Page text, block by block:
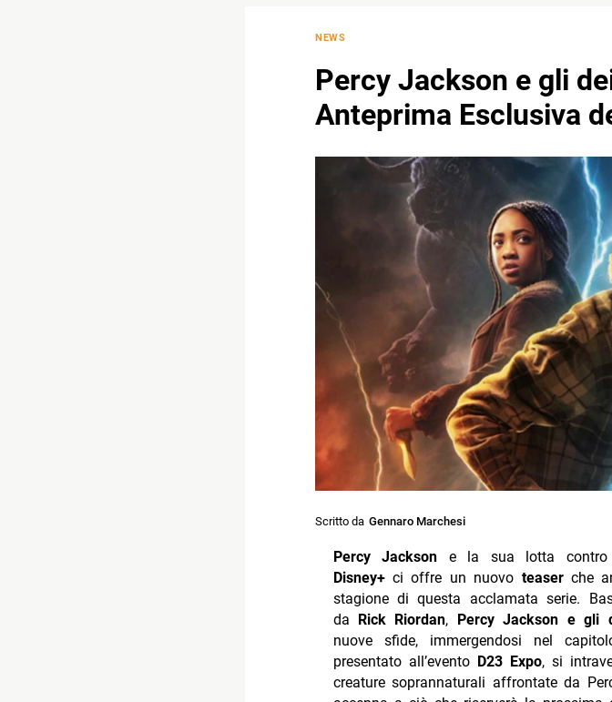
NEWS
Percy Jackson e gli
Anteprima Esclusiva
Scritto da Gennaro Marchesi
Percy Jackson e la sua lotta contro
Disney+ci offre un nuovo teaserche
stagione di questa acclamata serie.
da Rick Riordan, Percy Jackson e gli
nuove sfide, immergendosi nel
presentato all’evento D23 Expo, si
creature soprannaturali affrontate da